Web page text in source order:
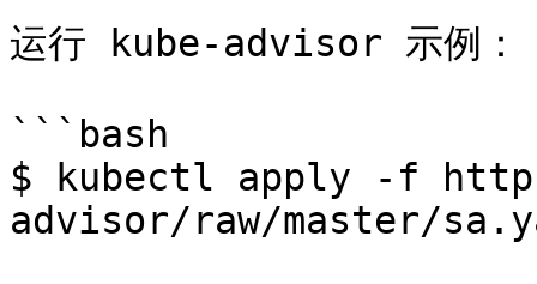
运行 kube-advisor 示例：
```bash
$ kubectl apply -f
advisor/raw/master/